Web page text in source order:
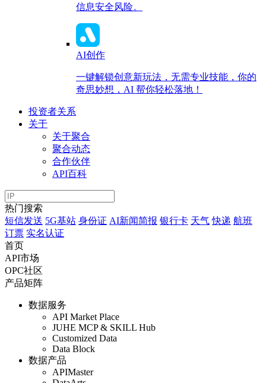
信息安全风险。
AI创作
一键解锁创意新玩法，无需专业技能，你的
奇思妙想，AI 帮你轻松落地！
投资者关系
关于
关于聚合
聚合动态
合作伙伴
API百科
热门搜索
短信发送 5G基站 身份证 AI新闻简报 银行卡 天气 快递 航班
订票 实名认证
首页
API市场
OPC社区
产品矩阵
数据服务
API Market Place
JUHE MCP & SKILL Hub
Customized Data
Data Block
数据产品
APIMaster